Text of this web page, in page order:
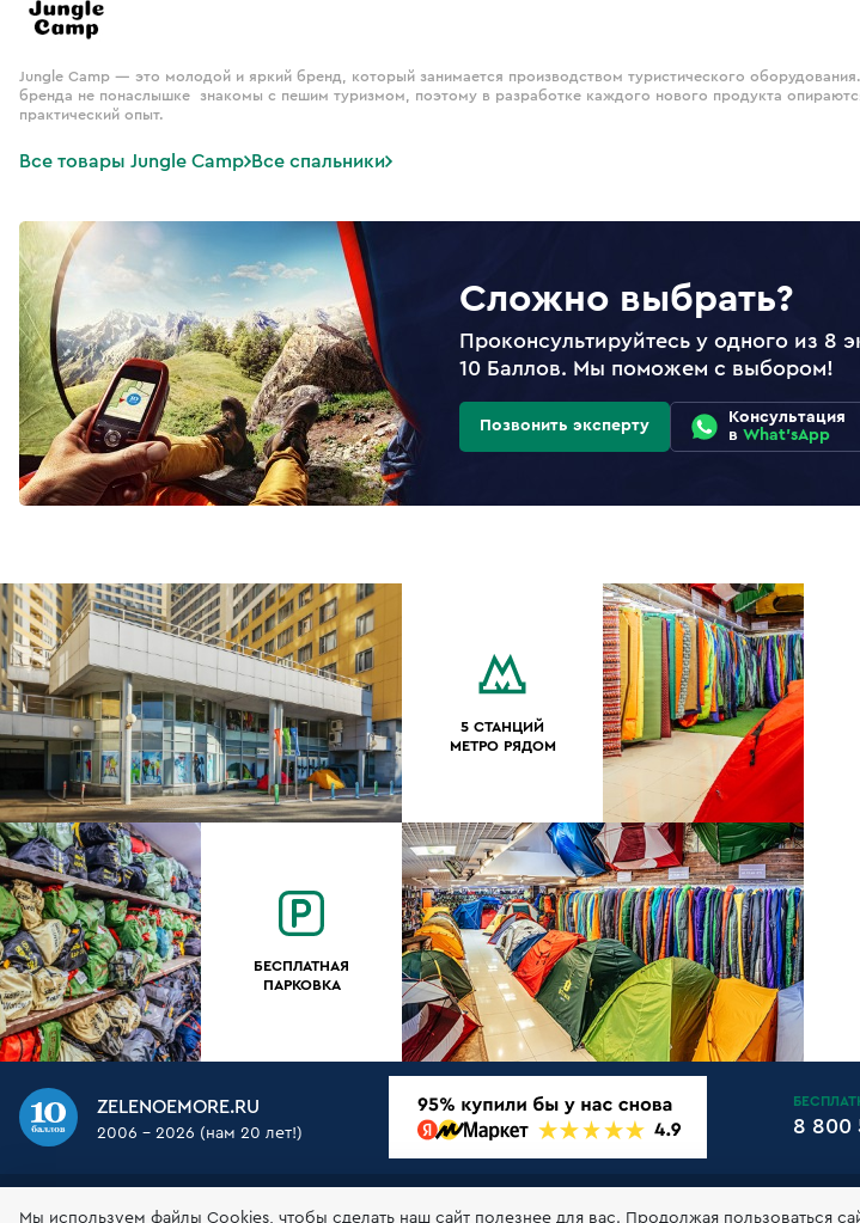
Jungle Camp — это молодой и яркий бренд, который занимается производством туристического
бренда не понаслышке знакомы с пешим туризмом, поэтому в разработке каждого нового продукта
практический опыт.
Все товары Jungle Camp Все спальники
Сложно выбрать?
Проконсультируйтесь у одного из 8
10 Баллов. Мы поможем с выбором!
Позвонить эксперту
Консультация
в What'sApp
5 СТАНЦИЙ
МЕТРО РЯДОМ
БЕСПЛАТНАЯ
ПАРКОВКА
ZELENOEMORE.RU
2006 - 2026 (нам 20 лет!) 8 800
О НАС МАГАЗИН ДОСТАВКА ОПЛАТА ГАРАНТИИ И ВОЗВРАТ КЛУБ 10БАЛЛОВ
Мы используем файлы Сookies, чтобы сделать наш сайт полезнее для вас. Продолжая пользоваться